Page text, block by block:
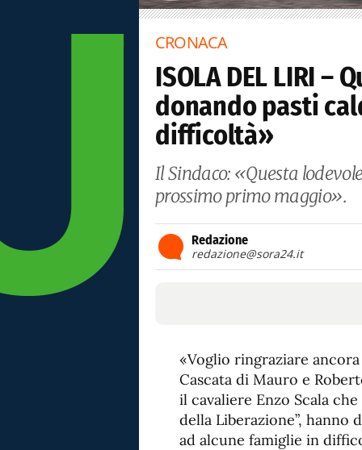
CRONACA
ISOLA DEL LIRI –
donando pasti
difficoltà»
Il Sindaco: «Questa
prossimo primo maggio».
Redazione
redazione@sora24.it
«Voglio ringraziare
Cascata di Mauro e
il cavaliere Enzo Scala
della Liberazione”, hanno
ad alcune famiglie in